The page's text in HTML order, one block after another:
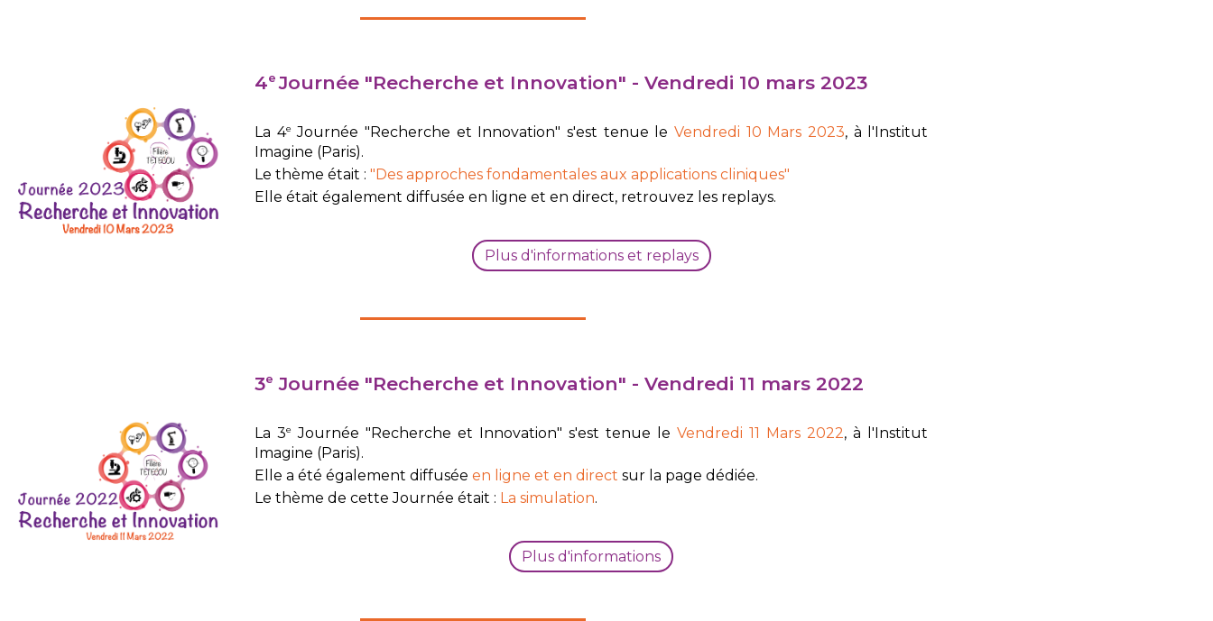
4e Journée "Recherche et Innovation" - Vendredi 10 mars 2023
La 4e Journée "Recherche et Innovation" s'est tenue leVendredi 10 Mars 2023, à l'Institut
Imagine (Paris).
Le thème était :"Des approches fondamentales aux applications cliniques"
Elle était également diffusée en ligne et en direct, retrouvez les replays.
Plus d'informations et replays
3e Journée "Recherche et Innovation" - Vendredi 11 mars 2022
La 3e Journée "Recherche et Innovation" s'est tenue leVendredi 11 Mars 2022, à l'Institut
Imagine (Paris).
Elle a été également diffuséeen ligne et en directsur la page dédiée.
Le thème de cette Journée était : La simulation.
Plus d'informations